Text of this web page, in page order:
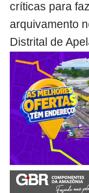
críticas para
arquivamento
Distrital de